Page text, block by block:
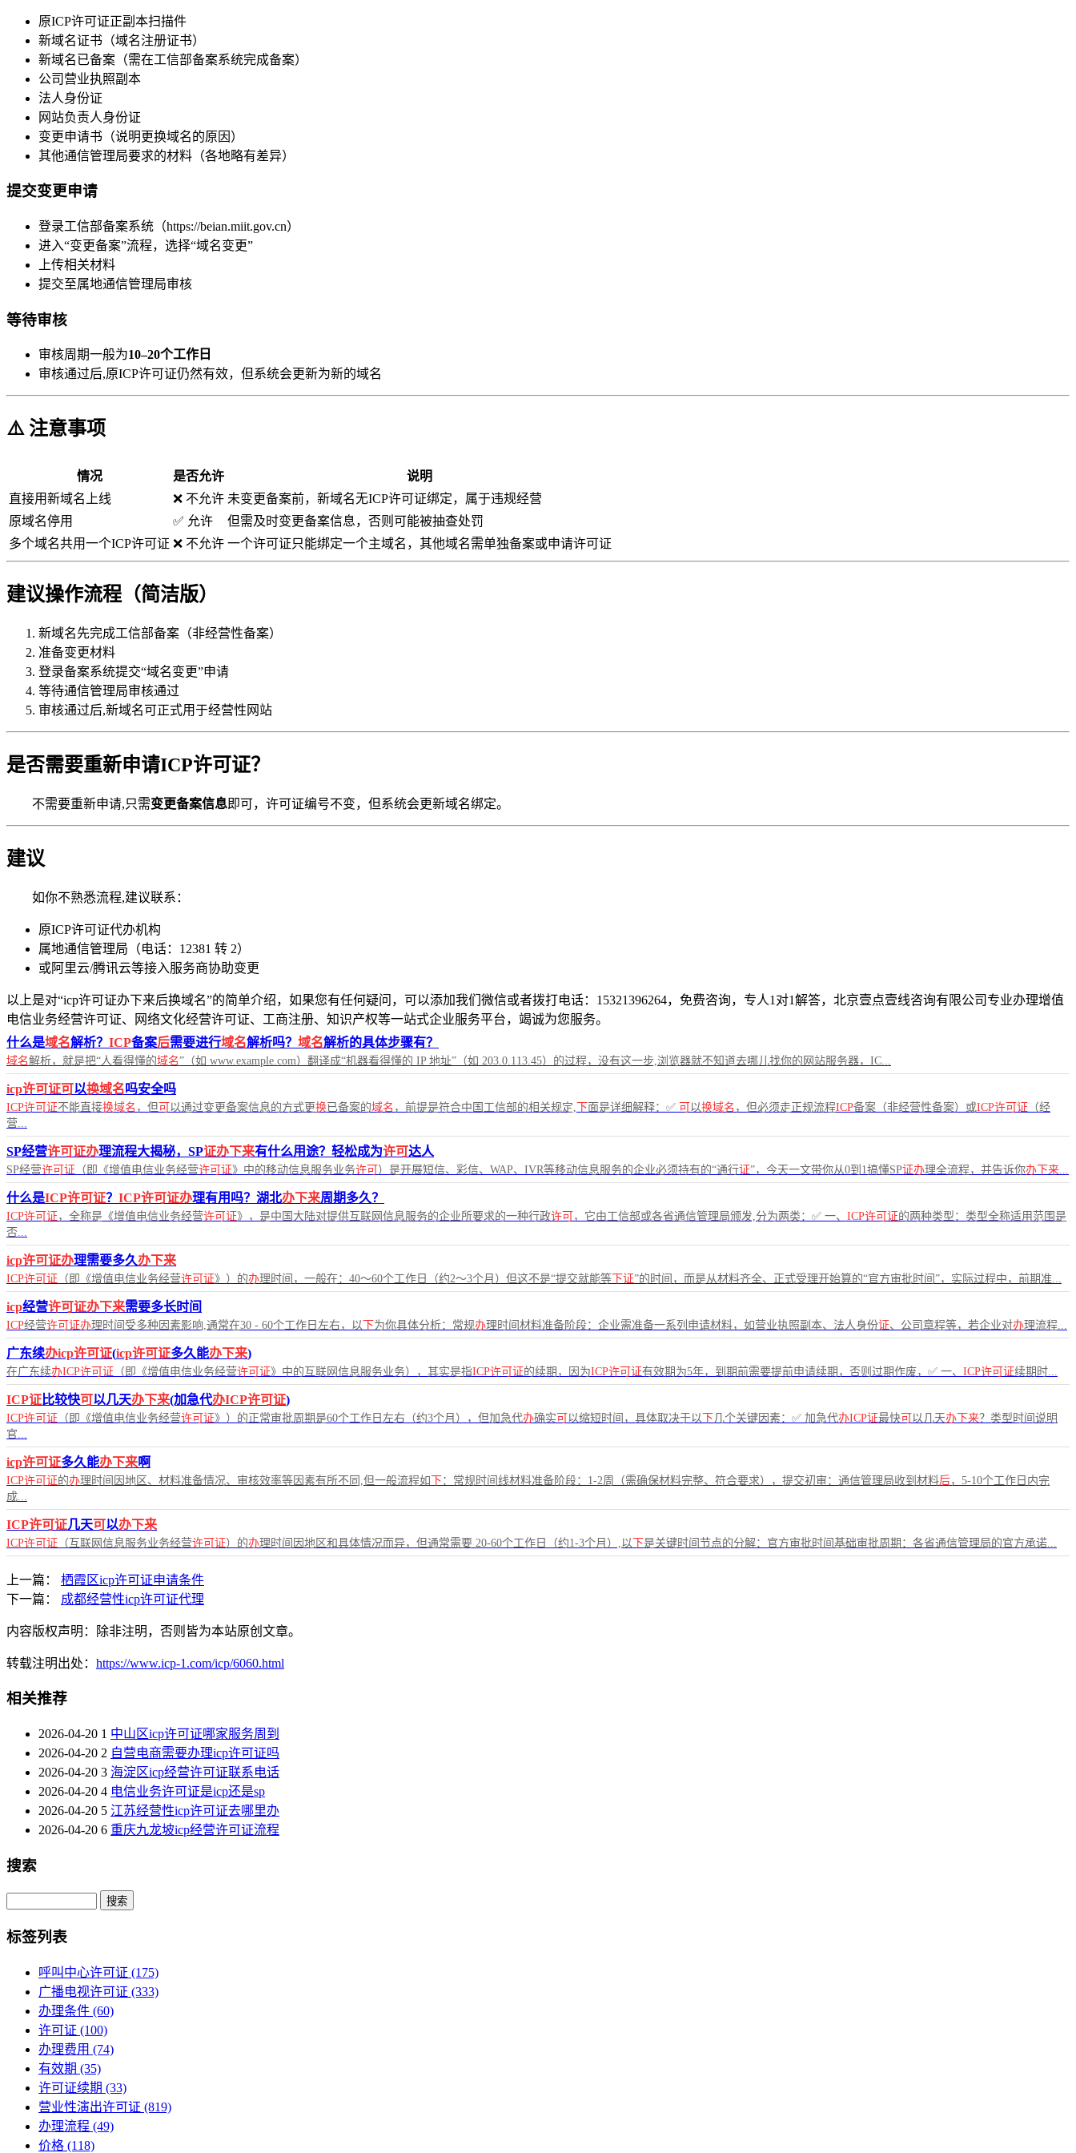
原ICP许可证正副本扫描件
新域名证书（域名注册证书）
新域名已备案（需在工信部备案系统完成备案）
公司营业执照副本
法人身份证
网站负责人身份证
变更申请书（说明更换域名的原因）
其他通信管理局要求的材料（各地略有差异）
提交变更申请
登录工信部备案系统（https://beian.miit.gov.cn）
进入“变更备案”流程，选择“域名变更”
上传相关材料
提交至属地通信管理局审核
等待审核
审核周期一般为10–20个工作日
审核通过后,原ICP许可证仍然有效，但系统会更新为新的域名
⚠️ 注意事项
情况 是否允许
说明
直接用新域名上线
❌ 不允许 未变更备案前，新域名无ICP许可证绑定，属于违规经营
原域名停用
✅ 允许
但需及时变更备案信息，否则可能被抽查处罚
多个域名共用一个ICP许可证 ❌ 不允许 一个许可证只能绑定一个主域名，其他域名需单独备案或申请许可证
建议操作流程（简洁版）
新域名先完成工信部备案（非经营性备案）
准备变更材料
登录备案系统提交“域名变更”申请
等待通信管理局审核通过
审核通过后,新域名可正式用于经营性网站
是否需要重新申请ICP许可证？
不需要重新申请,只需变更备案信息即可，许可证编号不变，但系统会更新域名绑定。
建议
如你不熟悉流程,建议联系：
原ICP许可证代办机构
属地通信管理局（电话：12381 转 2）
或阿里云/腾讯云等接入服务商协助变更
以上是对“icp许可证办下来后换域名”的简单介绍，如果您有任何疑问，可以添加我们微信或者拨打电话：15321396264，免费咨询，专人1对1解答，北京壹点壹线咨询有限公司专业办理增值
电信业务经营许可证、网络文化经营许可证、工商注册、知识产权等一站式企业服务平台，竭诚为您服务。
什么是域名解析？ ICP备案后需要进行域名解析吗？ 域名解析的具体步骤有？
域名解析，就是把“人看得懂的域名”（如 www.example.com）翻译成“机器看得懂的 IP 地址”（如 203.0.113.45）的过程，没有这一步,浏览器就不知道去哪儿找你的网站服务器，IC...
icp许可证可以换域名 吗安全吗
ICP许可证不能直接换域名 ，但可以通过变更备案信息的方式更换已备案的域名 ，前提是符合中国工信部的相关规定, 下面是详细解释：✅ 可以换域名 ，但必须走正规流程ICP备案（非经营性备案）或ICP许可证 （经
营...
SP经营许可证办理流程大揭秘，SP证办下来有什么用途？轻松成为许可达人
SP经营许可证 （即《增值电信业务经营许可证》中的移动信息服务业务许可）是开展短信、彩信、WAP、IVR等移动信息服务的企业必须持有的“通行证”，今天一文带你从0到1搞懂SP证办理全流程，并告诉你办下来
什么是ICP许可证？ ICP许可证办理有用吗？湖北办下来周期多久？
ICP许可证，全称是《增值电信业务经营许可证》，是中国大陆对提供互联网信息服务的企业所要求的一种行政许可，它由工信部或各省通信管理局颁发,分为两类：✅ 一、 ICP许可证的两种类型：类型全称适用范围是
否...
icp许可证办理需要多久办下来
ICP许可证 （即《增值电信业务经营许可证》）的办理时间，一般在：40～60个工作日（约2～3个月）但这不是“提交就能等下证”的时间，而是从材料齐全、正式受理开始算的“官方审批时间”，实际过程中，前期准...
icp经营许可证办下来需要多长时间
ICP经营许可证办理时间受多种因素影响,通常在30 - 60个工作日左右，以下为你具体分析：常规办理时间材料准备阶段：企业需准备一系列申请材料，如营业执照副本、法人身份证、公司章程等，若企业对办理流程...
广东续办icp许可证(icp许可证多久能办下来)
在广东续办ICP许可证 （即《增值电信业务经营许可证》中的互联网信息服务业务），其实是指ICP许可证的续期，因为ICP许可证有效期为5年，到期前需要提前申请续期，否则过期作废，✅ 一、 ICP许可证续期时...
ICP证 比较快可以几天办下来(加急代办ICP许可证)
ICP许可证 （即《增值电信业务经营许可证》）的正常审批周期是60个工作日左右（约3个月），但加急代办确实可以缩短时间，具体取决于以下几个关键因素：✅ 加急代办ICP证最快可以几天办下来？类型时间说明
官...
icp许可证多久能办下来啊
ICP许可证的办理时间因地区、材料准备情况、审核效率等因素有所不同,但一般流程如下：常规时间线材料准备阶段：1-2周（需确保材料完整、符合要求），提交初审：通信管理局收到材料后，5-10个工作日内完
成...
ICP许可证几天可以办下来
ICP许可证 （互联网信息服务业务经营许可证）的办理时间因地区和具体情况而异，但通常需要 20-60个工作日（约1-3个月）,以下是关键时间节点的分解：官方审批时间基础审批周期：各省通信管理局的官方承诺...
上一篇：
栖霞区icp许可证申请条件
下一篇：
成都经营性icp许可证代理
内容版权声明：除非注明，否则皆为本站原创文章。
转载注明出处： https://www.icp-1.com/icp/6060.html
相关推荐
2026-04-20 1 中山区icp许可证哪家服务周到
2026-04-20 2 自营电商需要办理icp许可证吗
2026-04-20 3 海淀区icp经营许可证联系电话
2026-04-20 4 电信业务许可证是icp还是sp
2026-04-20 5 江苏经营性icp许可证去哪里办
2026-04-20 6 重庆九龙坡icp经营许可证流程
搜索
Search
标签列表
呼叫中心许可证 (175)
广播电视许可证 (333)
办理条件 (60)
许可证 (100)
办理费用 (74)
有效期 (35)
许可证续期 (33)
营业性演出许可证 (819)
办理流程 (49)
价格 (118)